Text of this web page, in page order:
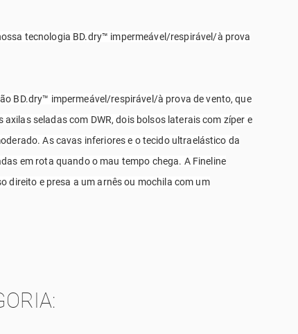
tecnologia BD.dry™ impermeável/respirável/à prova
BD.dry™ impermeável/respirável/à prova de vento, que
seladas com DWR, dois bolsos laterais com zíper e
As cavas inferiores e o tecido ultraelástico da
em rota quando o mau tempo chega. A Fineline
direito e presa a um arnês ou mochila com um